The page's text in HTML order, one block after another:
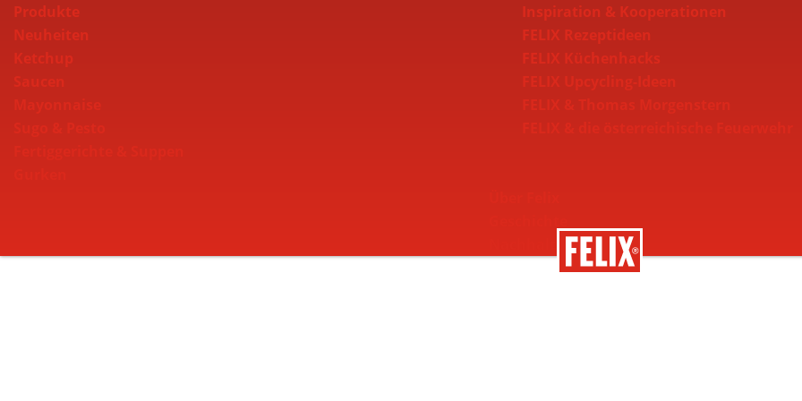
Produkte
Neuheiten
Ketchup
Saucen
Inspiration & Kooperationen
FELIX Rezeptideen
FELIX Küchenhacks
FELIX Upcycling-Ideen
Nachhaltigkeit